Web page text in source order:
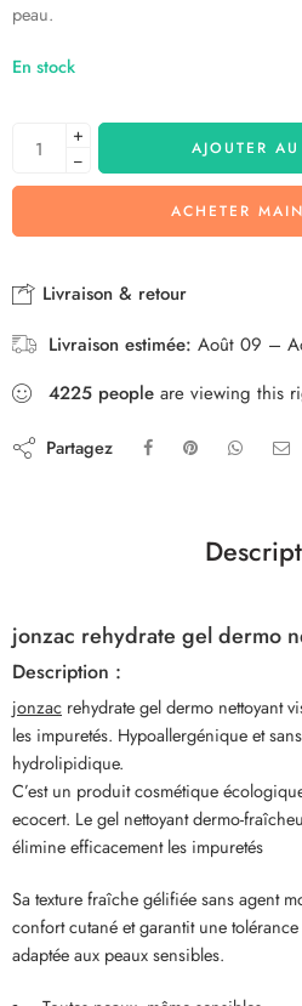
peau.
En stock
+
−
AJOUTER
ACHETER
Livraison & retour
Livraison estimée: Août 09 –
4225 people are viewing this
Partagez
jonzac rehydrate gel dermo
Description :
jonzac rehydrate gel dermo nettoyant
les impuretés. Hypoallergénique et
hydrolipidique.
C’est un produit cosmétique
ecocert. Le gel nettoyant dermo-
élimine efficacement les impuretés
Sa texture fraîche gélifiée sans agent
confort cutané et garantit une
adaptée aux peaux sensibles.